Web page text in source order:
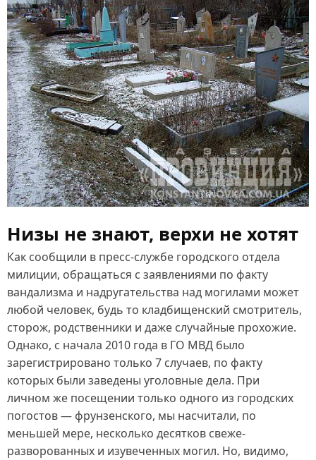
Низы не знают, верхи не хотят
Как сообщили в пресс‑службе городского отдела
милиции, обращаться с заявлениями по факту
вандализма и надругательства над могилами может
любой человек, будь то кладбищенский смотритель,
сторож, родственники и даже случайные прохожие.
Однако, с начала 2010 года в ГО МВД было
зарегистрировано только 7 случаев, по факту
которых были заведены уголовные дела. При
личном же посещении только одного из городских
погостов — фрунзенского, мы насчитали, по
меньшей мере, несколько десятков свеже-
разворованных и изувеченных могил. Но, видимо,